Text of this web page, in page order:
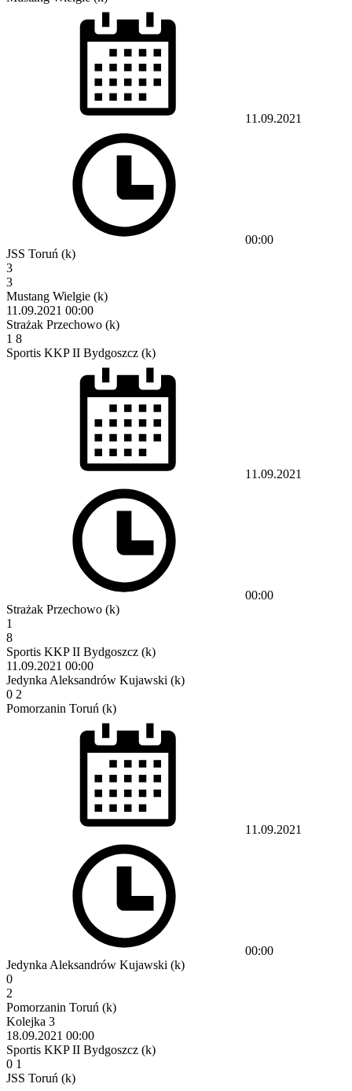
11.09.2021
00:00
JSS Toruń (k)
3
3
Mustang Wielgie (k)
11.09.2021 00:00
Strażak Przechowo (k)
1 8
Sportis KKP II Bydgoszcz (k)
11.09.2021
00:00
Strażak Przechowo (k)
1
8
Sportis KKP II Bydgoszcz (k)
11.09.2021 00:00
Jedynka Aleksandrów Kujawski (k)
0 2
Pomorzanin Toruń (k)
11.09.2021
00:00
Jedynka Aleksandrów Kujawski (k)
0
2
Pomorzanin Toruń (k)
Kolejka 3
18.09.2021 00:00
Sportis KKP II Bydgoszcz (k)
0 1
JSS Toruń (k)